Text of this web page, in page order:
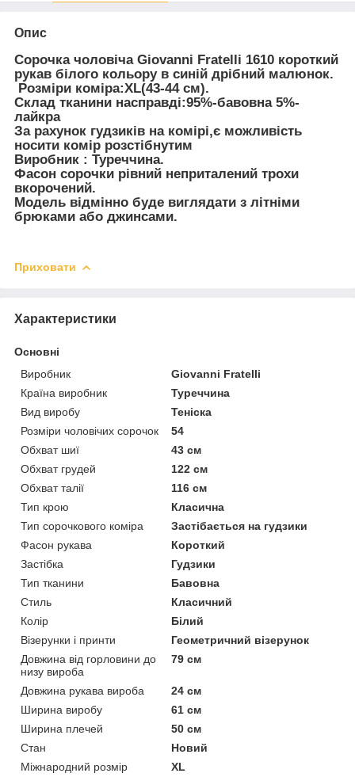
Опис
Сорочка чоловіча Giovanni Fratelli 1610 короткий
рукав білого кольору в синій дрібний малюнок.
Розміри коміра:XL(43-44 см).
Склад тканини насправді:95%-бавовна 5%-
лайкра
За рахунок гудзиків на комірі,є можливість
носити комір розстібнутим
Виробник : Туреччина.
Фасон сорочки рівний неприталений трохи
вкорочений.
Модель відмінно буде виглядати з літніми
брюками або джинсами.
Приховати
Характеристики
Основні
Виробник
Giovanni Fratelli
Країна виробник
Туреччина
Вид виробу
Теніска
Розміри чоловічих сорочок
54
Обхват шиї
43 см
Обхват грудей
122 см
Обхват талії
116 см
Тип крою
Класична
Тип сорочкового коміра
Застібається на гудзики
Фасон рукава
Короткий
Застібка
Гудзики
Тип тканини
Бавовна
Стиль
Класичний
Колір
Білий
Візерунки і принти
Геометричний візерунок
Довжина від горловини до
низу вироба
79 см
Довжина рукава вироба
24 см
Ширина виробу
61 см
Ширина плечей
50 см
Стан
Новий
Міжнародний розмір
XL